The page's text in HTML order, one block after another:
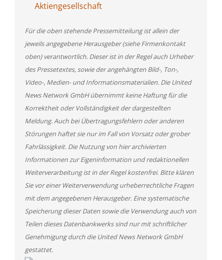
Aktiengesellschaft
Für die oben stehende Pressemitteilung ist allein der
jeweils angegebene Herausgeber (siehe Firmenkontakt
oben) verantwortlich. Dieser ist in der Regel auch Urheber
des Pressetextes, sowie der angehängten Bild-, Ton-,
Video-, Medien- und Informationsmaterialien. Die United
News Network GmbH übernimmt keine Haftung für die
Korrektheit oder Vollständigkeit der dargestellten
Meldung. Auch bei Übertragungsfehlern oder anderen
Störungen haftet sie nur im Fall von Vorsatz oder grober
Fahrlässigkeit. Die Nutzung von hier archivierten
Informationen zur Eigeninformation und redaktionellen
Weiterverarbeitung ist in der Regel kostenfrei. Bitte klären
Sie vor einer Weiterverwendung urheberrechtliche Fragen
mit dem angegebenen Herausgeber. Eine systematische
Speicherung dieser Daten sowie die Verwendung auch von
Teilen dieses Datenbankwerks sind nur mit schriftlicher
Genehmigung durch die United News Network GmbH
gestattet.